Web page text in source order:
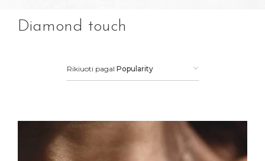
Diamond touch
Rikiuoti pagal Popularity